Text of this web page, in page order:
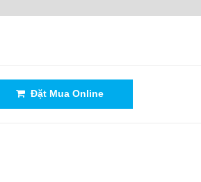
Đặt Mua Online